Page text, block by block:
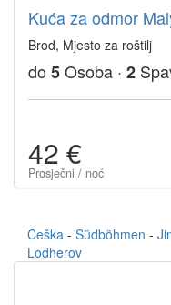
Kuća za odmor
Brod, Mjesto za roštilj
do 5Osoba · 2
42 €
Prosječni / noć
Ceška - Südböhmen -
Lodherov